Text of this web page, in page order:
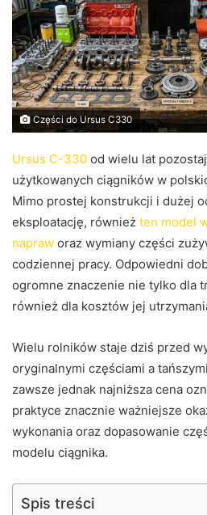
Części do Ursus C330
Ursus C-330 od wielu lat
użytkowanych ciągników w
Mimo prostej konstrukcji i dużej
eksploatację, również ten model
napraw oraz wymiany części
codziennej pracy. Odpowiedni
ogromne znaczenie nie tylko dla
również dla kosztów jej
Wielu rolników staje dziś przed
oryginalnymi częściami a
zawsze jednak najniższa cena
praktyce znacznie ważniejsze
wykonania oraz dopasowanie
modelu ciągnika.
Spis treści